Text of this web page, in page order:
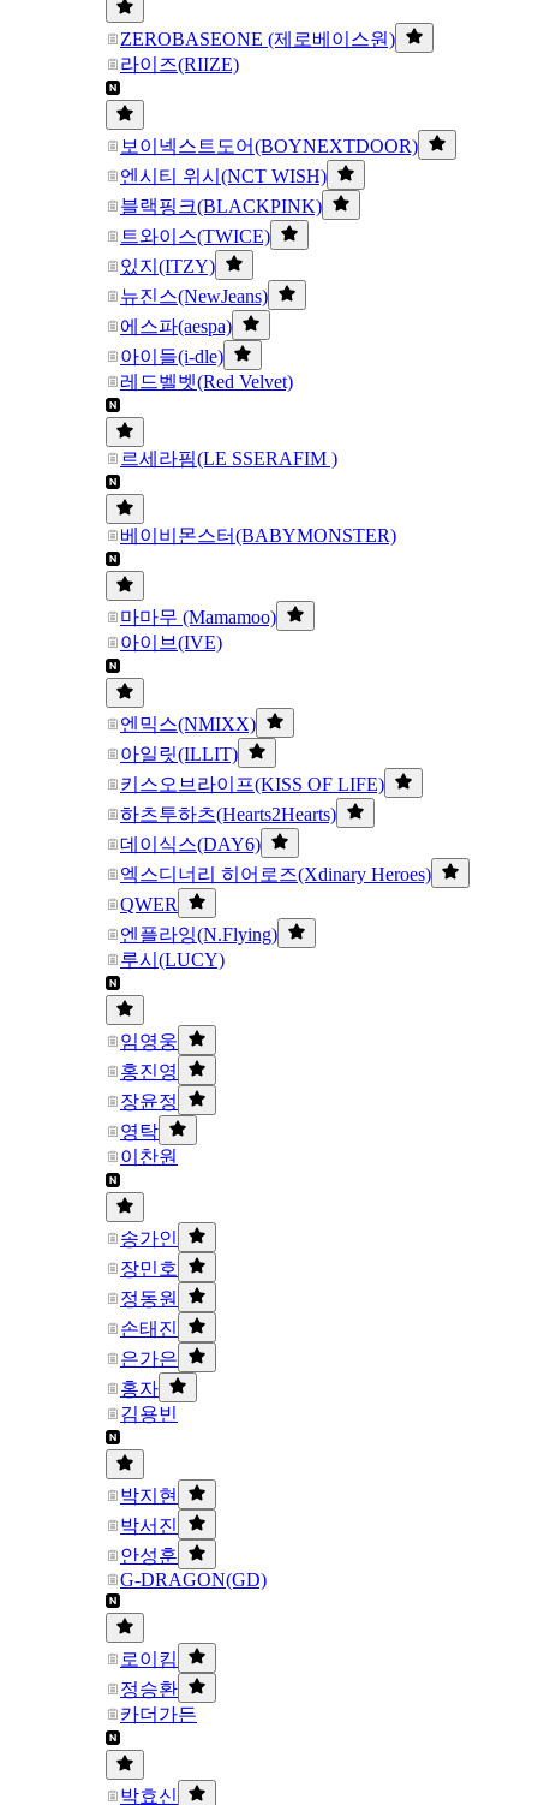
ZEROBASEONE (제로베이스원)
라이즈(RIIZE)
보이넥스트도어(BOYNEXTDOOR)
엔시티 위시(NCT WISH)
블랙핑크(BLACKPINK)
트와이스(TWICE)
있지(ITZY)
뉴진스(NewJeans)
에스파(aespa)
아이들(i-dle)
레드벨벳(Red Velvet)
르세라핌(LE SSERAFIM )
베이비몬스터(BABYMONSTER)
마마무 (Mamamoo)
아이브(IVE)
엔믹스(NMIXX)
아일릿(ILLIT)
키스오브라이프(KISS OF LIFE)
하츠투하츠(Hearts2Hearts)
데이식스(DAY6)
엑스디너리 히어로즈(Xdinary Heroes)
QWER
엔플라잉(N.Flying)
루시(LUCY)
임영웅
홍진영
장윤정
영탁
이찬원
송가인
장민호
정동원
손태진
은가은
홍자
김용빈
박지현
박서진
안성훈
G-DRAGON(GD)
로이킴
정승환
카더가든
박효신